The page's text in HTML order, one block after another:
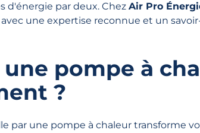
d'énergie par deux. Chez Air Pro
une expertise reconnue et un
pompe à
?
par une pompe à chaleur transforme